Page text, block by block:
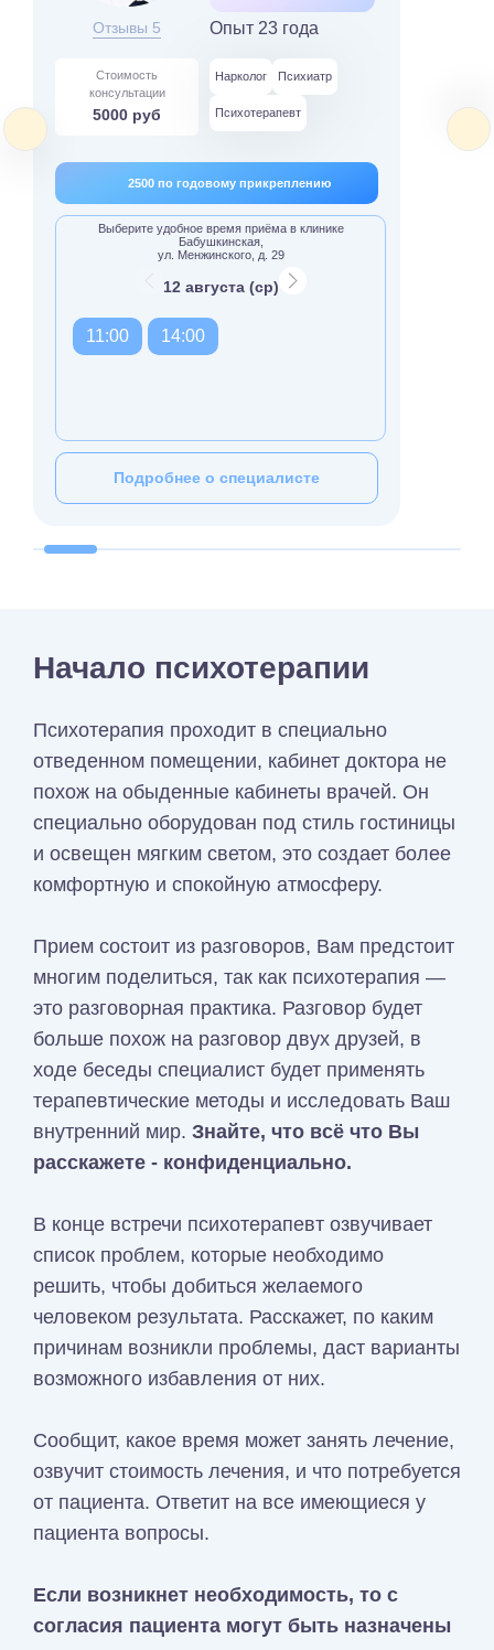
Отзывы 5 Опыт 23 года
Стоимость
консультации
5000 руб
Нарколог Психиатр
Психотерапевт
2500 по годовому прикреплению
Выберите удобное время приёма в клинике
Бабушкинская,
ул. Менжинского, д. 29
12 августа (ср)
11:00 14:00
Подробнее о специалисте
Начало психотерапии
Психотерапия проходит в специально
отведенном помещении, кабинет доктора не
похож на обыденные кабинеты врачей. Он
специально оборудован под стиль гостиницы
и освещен мягким светом, это создает более
комфортную и спокойную атмосферу.
Прием состоит из разговоров, Вам предстоит
многим поделиться, так как психотерапия —
это разговорная практика. Разговор будет
больше похож на разговор двух друзей, в
ходе беседы специалист будет применять
терапевтические методы и исследовать Ваш
внутренний мир. Знайте, что всё что Вы
расскажете - конфиденциально.
В конце встречи психотерапевт озвучивает
список проблем, которые необходимо
решить, чтобы добиться желаемого
человеком результата. Расскажет, по каким
причинам возникли проблемы, даст варианты
возможного избавления от них.
Сообщит, какое время может занять лечение,
озвучит стоимость лечения, и что потребуется
от пациента. Ответит на все имеющиеся у
пациента вопросы.
Если возникнет необходимость, то с
согласия пациента могут быть назначены